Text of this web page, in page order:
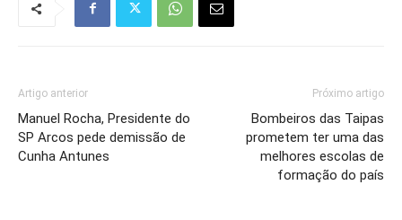
Artigo anterior
Manuel Rocha, Presidente do
SP Arcos pede demissão de
Cunha Antunes
Próximo artigo
Bombeiros das Taipas
prometem ter uma das
melhores escolas de
formação do país